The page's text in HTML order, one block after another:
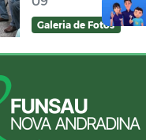
Galeria de Fotos